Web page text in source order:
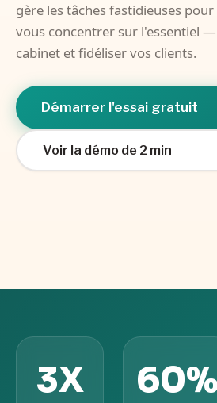
gère les tâches fastidieuses
vous concentrer sur l'essentiel
cabinet et fidéliser vos clients.
Démarrer l'essai gratuit
Voir la démo de 2 min
3X 60%